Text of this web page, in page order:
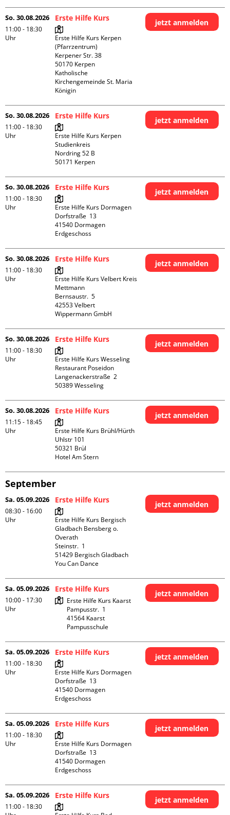
So. 30.08.2026
11:00 - 18:30
Uhr
Erste Hilfe Kurs
Erste Hilfe Kurs Kerpen
(Pfarrzentrum)
Kerpener Str. 38
50170 Kerpen
Katholische
Kirchengemeinde St. Maria
Königin
jetzt anmelden
So. 30.08.2026
11:00 - 18:30
Uhr
Erste Hilfe Kurs
Erste Hilfe Kurs Kerpen
Studienkreis
Nordring 52 B
jetzt anmelden
So. 30.08.2026
11:00 - 18:30
Uhr
Erste Hilfe Kurs
Erste Hilfe Kurs Dormagen
Dorfstraße  13
41540 Dormagen
Erdgeschoss
jetzt anmelden
So. 30.08.2026
11:00 - 18:30
Uhr
Erste Hilfe Kurs
Erste Hilfe Kurs Velbert Kreis
Mettmann
Bernsaustr.  5
42553 Velbert
Wippermann GmbH
jetzt anmelden
So. 30.08.2026
11:00 - 18:30
Uhr
Erste Hilfe Kurs
Erste Hilfe Kurs Wesseling
Restaurant Poseidon
Langenackerstraße  2
jetzt anmelden
So. 30.08.2026
11:15 - 18:45
Uhr
Erste Hilfe Kurs
Erste Hilfe Kurs Brühl/Hürth
Uhlstr 101
50321 Brül
Hotel Am Stern
jetzt anmelden
September
Sa. 05.09.2026
08:30 - 16:00
Uhr
Erste Hilfe Kurs
Erste Hilfe Kurs Bergisch
Gladbach Bensberg o.
Overath
Steinstr.  1
51429 Bergisch Gladbach
You Can Dance
jetzt anmelden
Sa. 05.09.2026
10:00 - 17:30
Uhr
Erste Hilfe Kurs
Erste Hilfe Kurs Kaarst
Pampusstr.  1
41564 Kaarst
Pampusschule
jetzt anmelden
Sa. 05.09.2026
11:00 - 18:30
Uhr
Erste Hilfe Kurs
Erste Hilfe Kurs Dormagen
Dorfstraße  13
41540 Dormagen
Erdgeschoss
jetzt anmelden
Sa. 05.09.2026
11:00 - 18:30
Uhr
Erste Hilfe Kurs
Erste Hilfe Kurs Dormagen
Dorfstraße  13
41540 Dormagen
Erdgeschoss
jetzt anmelden
Sa. 05.09.2026
11:00 - 18:30
Erste Hilfe Kurs jetzt anmelden